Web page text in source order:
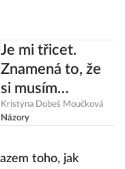
Je mi třicet.
Znamená to, že
si musím
konečně pořídit
dítě a zahodit
Kristýna Dobeš Moučková
Názory
toho, jak